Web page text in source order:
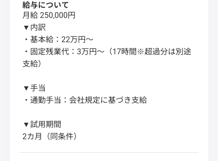
給与について
月給 250,000円
▼内訳
・基本給：22万円〜
・固定残業代：3万円〜（17時間※超過分は別途
支給）
▼手当
・通勤手当：会社規定に基づき支給
▼試用期間
2カ月（同条件）